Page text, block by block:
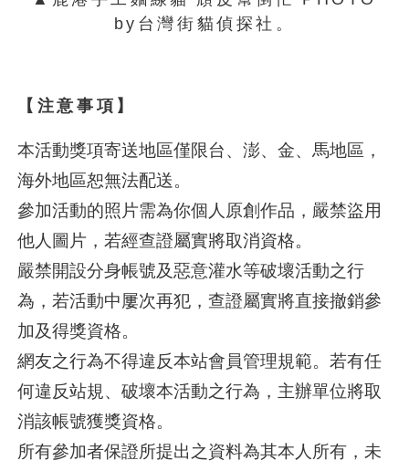
by台灣街貓偵探社。
【注意事項】
本活動獎項寄送地區僅限台、澎、金、馬地區，
海外地區恕無法配送。
參加活動的照片需為你個人原創作品，嚴禁盜用
他人圖片，若經查證屬實將取消資格。
嚴禁開設分身帳號及惡意灌水等破壞活動之行
為，若活動中屢次再犯，查證屬實將直接撤銷參
加及得獎資格。
網友之行為不得違反本站會員管理規範。若有任
何違反站規、破壞本活動之行為，主辦單位將取
消該帳號獲獎資格。
所有參加者保證所提出之資料為其本人所有，未